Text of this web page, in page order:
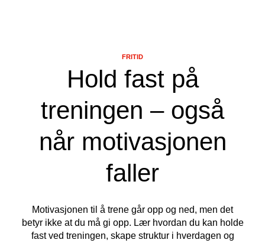
Hold fast på
treningen – også
når motivasjonen
faller
FRITID
Motivasjonen til å trene går opp og ned, men det
betyr ikke at du må gi opp. Lær hvordan du kan holde
fast ved treningen, skape struktur i hverdagen og